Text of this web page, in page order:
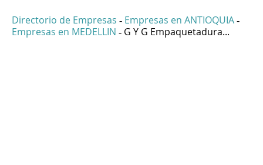
Directorio de Empresas - Empresas en ANTIOQUIA -
Empresas en MEDELLIN - G Y G Empaquetadura...